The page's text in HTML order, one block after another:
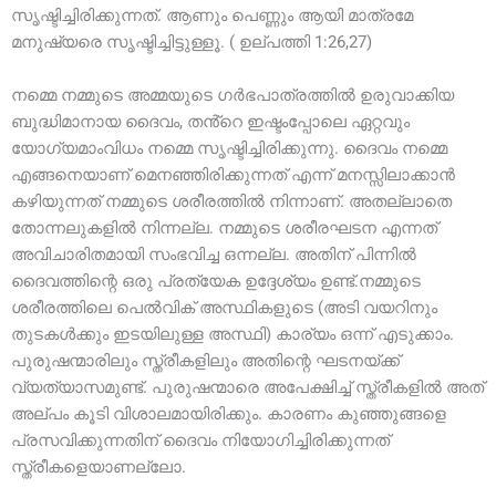
സൃഷ്ടിച്ചിരിക്കുന്നത്. ആണും പെണ്ണും ആയി മാത്രമേ
മനുഷ്യരെ സൃഷ്ടിച്ചിട്ടുള്ളൂ. ( ഉല്പത്തി 1:26,27)
നമ്മെ നമ്മുടെ അമ്മയുടെ ഗർഭപാത്രത്തിൽ ഉരുവാക്കിയ
ബുദ്ധിമാനായ ദൈവം, തൻ്റെ ഇഷ്ടംപ്പോലെ ഏറ്റവും
യോഗ്യമാംവിധം നമ്മെ സൃഷ്ടിച്ചിരിക്കുന്നു. ദൈവം നമ്മെ
എങ്ങനെയാണ് മെനഞ്ഞിരിക്കുന്നത്‌ എന്ന് മനസ്സിലാക്കാൻ
കഴിയുന്നത് നമ്മുടെ ശരീരത്തിൽ നിന്നാണ്. അതല്ലാതെ
തോന്നലുകളിൽ നിന്നല്ല. നമ്മുടെ ശരീരഘടന എന്നത്
അവിചാരിതമായി സംഭവിച്ച ഒന്നല്ല. അതിന് പിന്നിൽ
ദൈവത്തിന്റെ ഒരു പ്രത്യേക ഉദ്ദേശ്യം ഉണ്ട്.നമ്മുടെ
ശരീരത്തിലെ പെൽവിക് അസ്ഥികളുടെ (അടി വയറിനും
തുടകൾക്കും ഇടയിലുള്ള അസ്ഥി) കാര്യം ഒന്ന് എടുക്കാം.
പുരുഷന്മാരിലും സ്ത്രീകളിലും അതിന്റെ ഘടനയ്ക്ക്
വ്യത്യാസമുണ്ട്. പുരുഷന്മാരെ അപേക്ഷിച്ച് സ്ത്രീകളിൽ അത്
അല്പം കൂടി വിശാലമായിരിക്കും. കാരണം കുഞ്ഞുങ്ങളെ
പ്രസവിക്കുന്നതിന് ദൈവം നിയോഗിച്ചിരിക്കുന്നത്
സ്ത്രീകളെയാണല്ലോ.